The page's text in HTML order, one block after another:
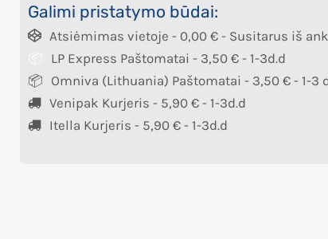
Galimi pristatymo būdai:
Atsiėmimas vietoje - 0,00 € - Susitarus iš
LP Express Paštomatai - 3,50 € - 1-3d.d
Omniva (Lithuania) Paštomatai - 3,50 € - 1-3
Venipak Kurjeris - 5,90 € - 1-3d.d
Itella Kurjeris - 5,90 € - 1-3d.d